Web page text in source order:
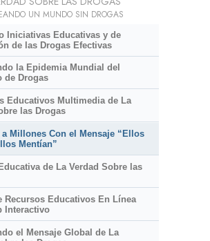
UN MUNDO SIN DROGAS
Iniciativas Educativas y de
de las Drogas Efectivas
la Epidemia Mundial del
de Drogas
Educativos Multimedia de La
las Drogas
a Millones Con el Mensaje “Ellos
Mentían”
de La Verdad Sobre las
Recursos Educativos En Línea
Interactivo
el Mensaje Global de La